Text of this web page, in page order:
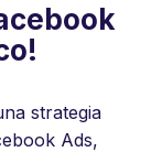
strategia
Ads,